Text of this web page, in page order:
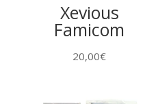
Xevious
Famicom
20,00€